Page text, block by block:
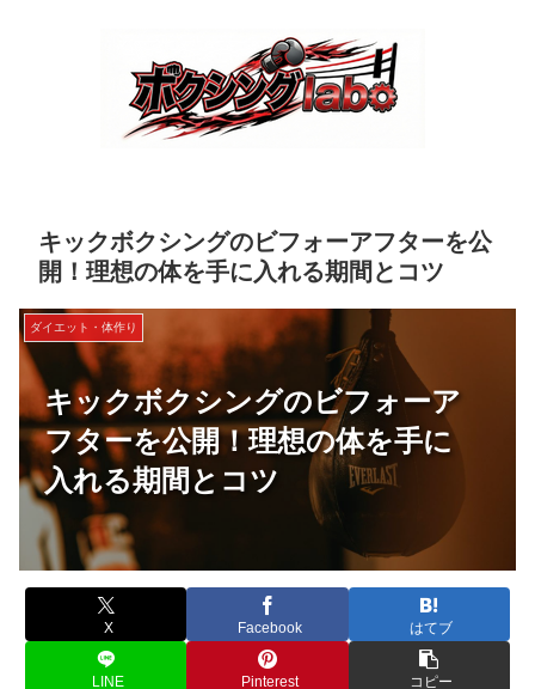
キックボクシングのビフォーアフターを公
開！理想の体を手に入れる期間とコツ
キックボクシングのビフォーア
フターを公開！理想の体を手に
入れる期間とコツ
ダイエット・体作り
X Facebook はてブ
LINE Pinterest コピー